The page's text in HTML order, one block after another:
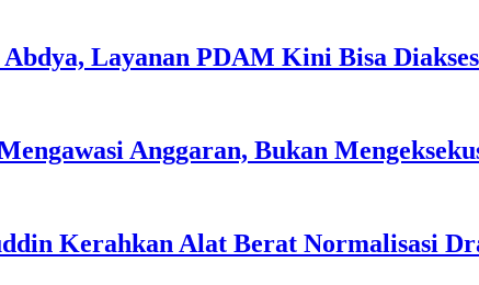
Layanan PDAM Kini Bisa
Anggaran, Bukan
Kerahkan Alat Berat Normalisasi